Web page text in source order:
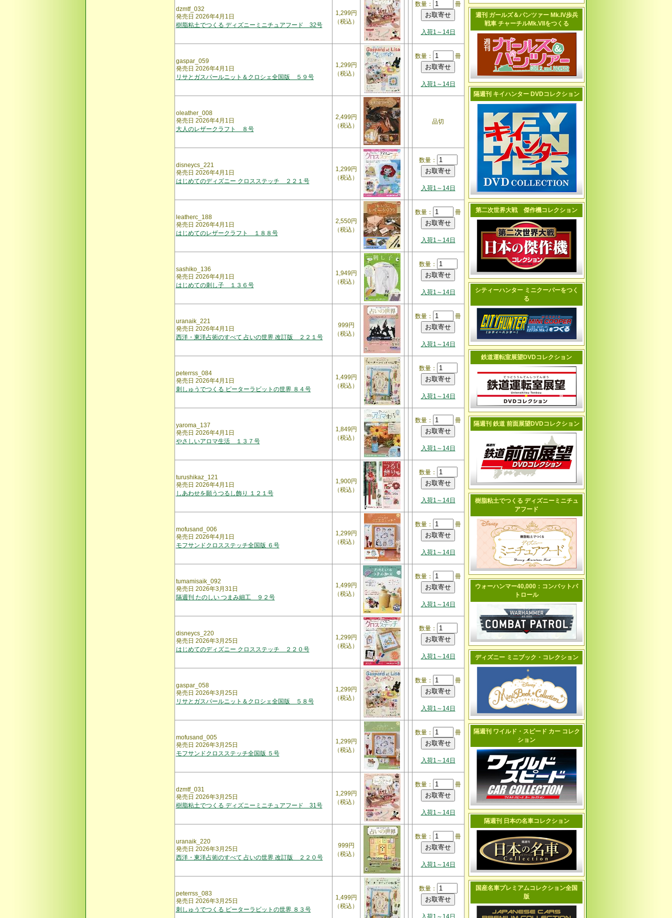
dzmtf_032
発売日 2026年4月1日
樹脂粘土でつくる ディズニーミニチュアフード 32号
1,299円
（税込）
数量： 冊
入荷1～14日
gaspar_059
発売日 2026年4月1日
リサとガスパールニット＆クロシェ全国版 ５９号
1,299円
（税込）
数量： 冊
入荷1～14日
oleather_008
発売日 2026年4月1日
大人のレザークラフト ８号
2,499円
（税込）
品切
disneycs_221
発売日 2026年4月1日
はじめてのディズニー クロスステッチ ２２１号
1,299円
（税込）
数量：
入荷1～14日
leatherc_188
発売日 2026年4月1日
はじめてのレザークラフト １８８号
2,550円
（税込）
数量： 冊
入荷1～14日
sashiko_136
発売日 2026年4月1日
はじめての刺し子 １３６号
1,949円
（税込）
数量：
入荷1～14日
uranaik_221
発売日 2026年4月1日
西洋・東洋占術のすべて 占いの世界 改訂版 ２２１号
999円
（税込）
数量： 冊
入荷1～14日
peterrss_084
発売日 2026年4月1日
刺しゅうでつくる ピーターラビットの世界 ８４号
1,499円
（税込）
数量：
入荷1～14日
yaroma_137
発売日 2026年4月1日
やさしいアロマ生活 １３７号
1,849円
（税込）
数量： 冊
入荷1～14日
turushikaz_121
発売日 2026年4月1日
しあわせを願うつるし飾り １２１号
1,900円
（税込）
数量：
入荷1～14日
mofusand_006
発売日 2026年4月1日
モフサンドクロスステッチ全国版 ６号
1,299円
（税込）
数量： 冊
入荷1～14日
tumamisaik_092
発売日 2026年3月31日
隔週刊 たのしい つまみ細工 ９２号
1,499円
（税込）
数量： 冊
入荷1～14日
disneycs_220
発売日 2026年3月25日
はじめてのディズニー クロスステッチ ２２０号
1,299円
（税込）
数量：
入荷1～14日
gaspar_058
発売日 2026年3月25日
リサとガスパールニット＆クロシェ全国版 ５８号
1,299円
（税込）
数量： 冊
入荷1～14日
mofusand_005
発売日 2026年3月25日
モフサンドクロスステッチ全国版 ５号
1,299円
（税込）
数量： 冊
入荷1～14日
dzmtf_031
発売日 2026年3月25日
樹脂粘土でつくる ディズニーミニチュアフード 31号
1,299円
（税込）
数量： 冊
入荷1～14日
uranaik_220
発売日 2026年3月25日
西洋・東洋占術のすべて 占いの世界 改訂版 ２２０号
999円
（税込）
数量： 冊
入荷1～14日
peterrss_083
発売日 2026年3月25日
刺しゅうでつくる ピーターラビットの世界 ８３号
1,499円
（税込）
数量：
入荷1～14日
週刊 ガールズ＆パンツァー Mk.IV歩兵
戦車 チャーチルMk.VIIをつくる
隔週刊 キイハンター DVDコレクション
第二次世界大戦 傑作機コレクション
シティーハンター ミニクーパーをつく
る
鉄道運転室展望DVDコレクション
隔週刊 鉄道 前面展望DVDコレクション
樹脂粘土でつくる ディズニーミニチュ
アフード
ウォーハンマー40,000：コンバットパ
トロール
ディズニー ミニブック・コレクション
隔週刊 ワイルド・スピード カー コレク
ション
隔週刊 日本の名車コレクション
国産名車プレミアムコレクション全国
版